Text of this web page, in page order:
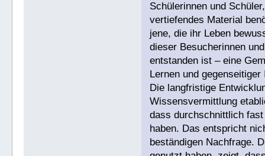
Schülerinnen und
vertiefendes Material
jene, die ihr Leben
dieser Besucherinnen
entstanden ist – eine
Lernen und
Die langfristige
Wissensvermittlung
dass durchschnittlich
haben. Das entspricht
beständigen Nachfrage.